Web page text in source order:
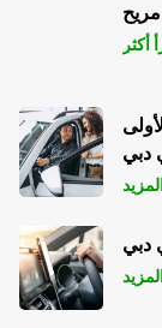
أكثر
دبي
دبي